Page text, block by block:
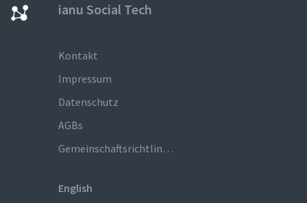
ianu Social Tech
Kontakt
Impressum
Datenschutz
AGBs
Gemeinschaftsrichtlinien
English